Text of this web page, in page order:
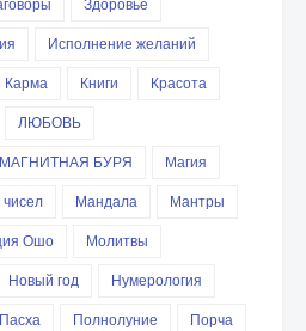
Здоровье
Исполнение желаний
Карма Книги
Красота
ЛЮБОВЬ
МАГНИТНАЯ БУРЯ
Магия
Мандала
Мантры
Ошо
Молитвы
Новый год
Нумерология
Пасха Полнолуние
Порча